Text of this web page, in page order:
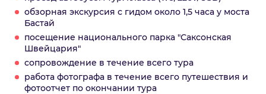
обзорная экскурсия с гидом около 1,5 часа у моста
Бастай
посещение национального парка "Саксонская
Швейцария"
сопровождение в течение всего тура
работа фотографа в течение всего путешествия и
фотоотчет по окончании тура